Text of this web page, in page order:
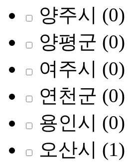
양주시 (0)
양평군 (0)
여주시 (0)
연천군 (0)
용인시 (0)
오산시 (1)